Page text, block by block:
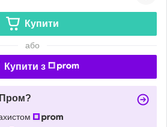
Купити
або
Купити з
Пром?